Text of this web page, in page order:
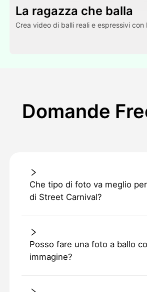
La ragazza che balla
Crea video di balli reali e espressivi con
Domande
Che tipo di foto va meglio
di Street Carnival?
Posso fare una foto a ballo
immagine?